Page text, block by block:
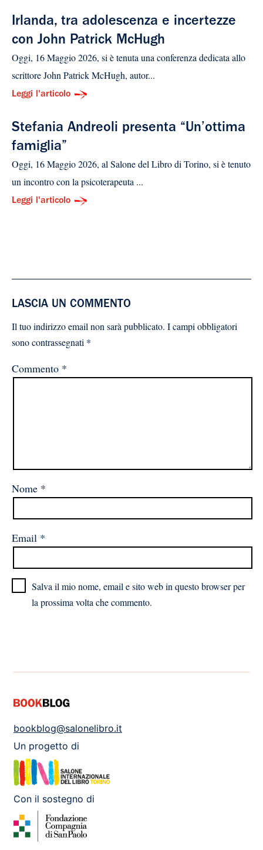
Irlanda, tra adolescenza e incertezze
con John Patrick McHugh
Oggi, 16 Maggio 2026, si è tenuta una conferenza dedicata allo
scrittore John Patrick McHugh, autor...
Leggi l'articolo
Stefania Andreoli presenta “Un’ottima
famiglia”
Oggi, 16 Maggio 2026, al Salone del Libro di Torino, si è tenuto
un incontro con la psicoterapeuta ...
Leggi l'articolo
LASCIA UN COMMENTO
Il tuo indirizzo email non sarà pubblicato. I campi obbligatori
sono contrassegnati *
Commento *
Nome *
Email *
Salva il mio nome, email e sito web in questo browser per
la prossima volta che commento.
bookblog@salonelibro.it
Un progetto di
Con il sostegno di